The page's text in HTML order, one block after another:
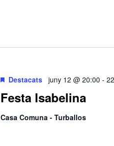
Festa Isabelina
Destacats juny 12 @ 20:00 -
Casa Comuna - Turballos